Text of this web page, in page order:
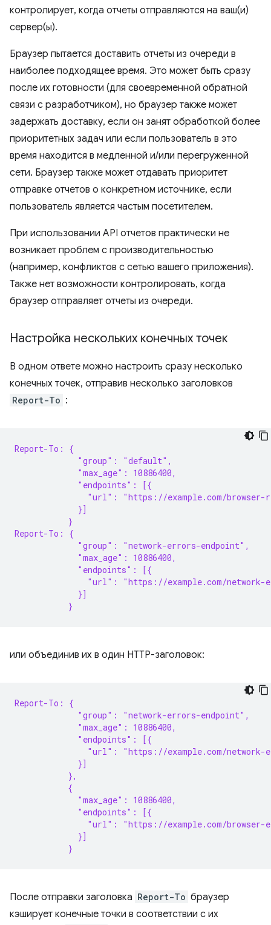
контролирует, когда отчеты отправляются на ваш(и)
сервер(ы).
Браузер пытается доставить отчеты из очереди в
наиболее подходящее время. Это может быть сразу
после их готовности (для своевременной обратной
связи с разработчиком), но браузер также может
задержать доставку, если он занят обработкой более
приоритетных задач или если пользователь в это
время находится в медленной и/или перегруженной
сети. Браузер также может отдавать приоритет
отправке отчетов о конкретном источнике, если
пользователь является частым посетителем.
При использовании API отчетов практически не
возникает проблем с производительностью
(например, конфликтов с сетью вашего приложения).
Также нет возможности контролировать, когда
браузер отправляет отчеты из очереди.
Настройка нескольких конечных точек
В одном ответе можно настроить сразу несколько
конечных точек, отправив несколько заголовков
Report-To :
Report-To: {
             "group": "default",
             "max_age": 10886400,
             "endpoints": [{
"url": "https://example.com/browser-
             }]
           }
Report-To: {
             "group": "network-errors-endpoint",
             "max_age": 10886400,
             "endpoints": [{
"url": "https://example.com/network-
             }]
           }
или объединив их в один HTTP-заголовок:
Report-To: {
             "group": "network-errors-endpoint",
             "max_age": 10886400,
             "endpoints": [{
"url": "https://example.com/network-
             }]
           },
           {
             "max_age": 10886400,
             "endpoints": [{
"url": "https://example.com/browser-
             }]
           }
После отправки заголовка Report-To браузер
кэширует конечные точки в соответствии с их